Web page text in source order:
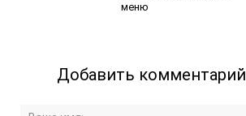
меню
Добавить комментарий